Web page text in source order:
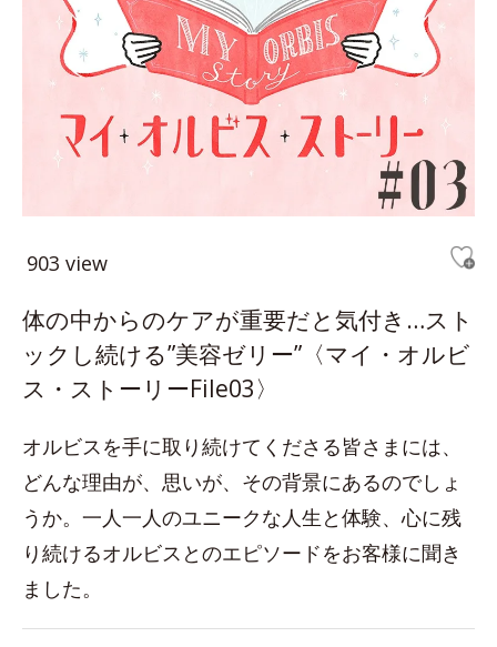
903 view
体の中からのケアが重要だと気付き…スト
ックし続ける”美容ゼリー”〈マイ・オルビ
ス・ストーリーFile03〉
オルビスを手に取り続けてくださる皆さまには、
どんな理由が、思いが、その背景にあるのでしょ
うか。一人一人のユニークな人生と体験、心に残
り続けるオルビスとのエピソードをお客様に聞き
ました。